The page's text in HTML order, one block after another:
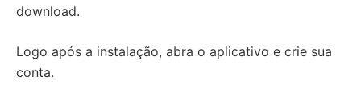
download.
Logo após a instalação, abra o aplicativo e crie sua
conta.